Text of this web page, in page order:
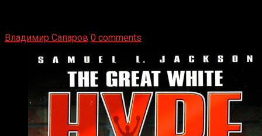
Владимир Сапаров 0 comments